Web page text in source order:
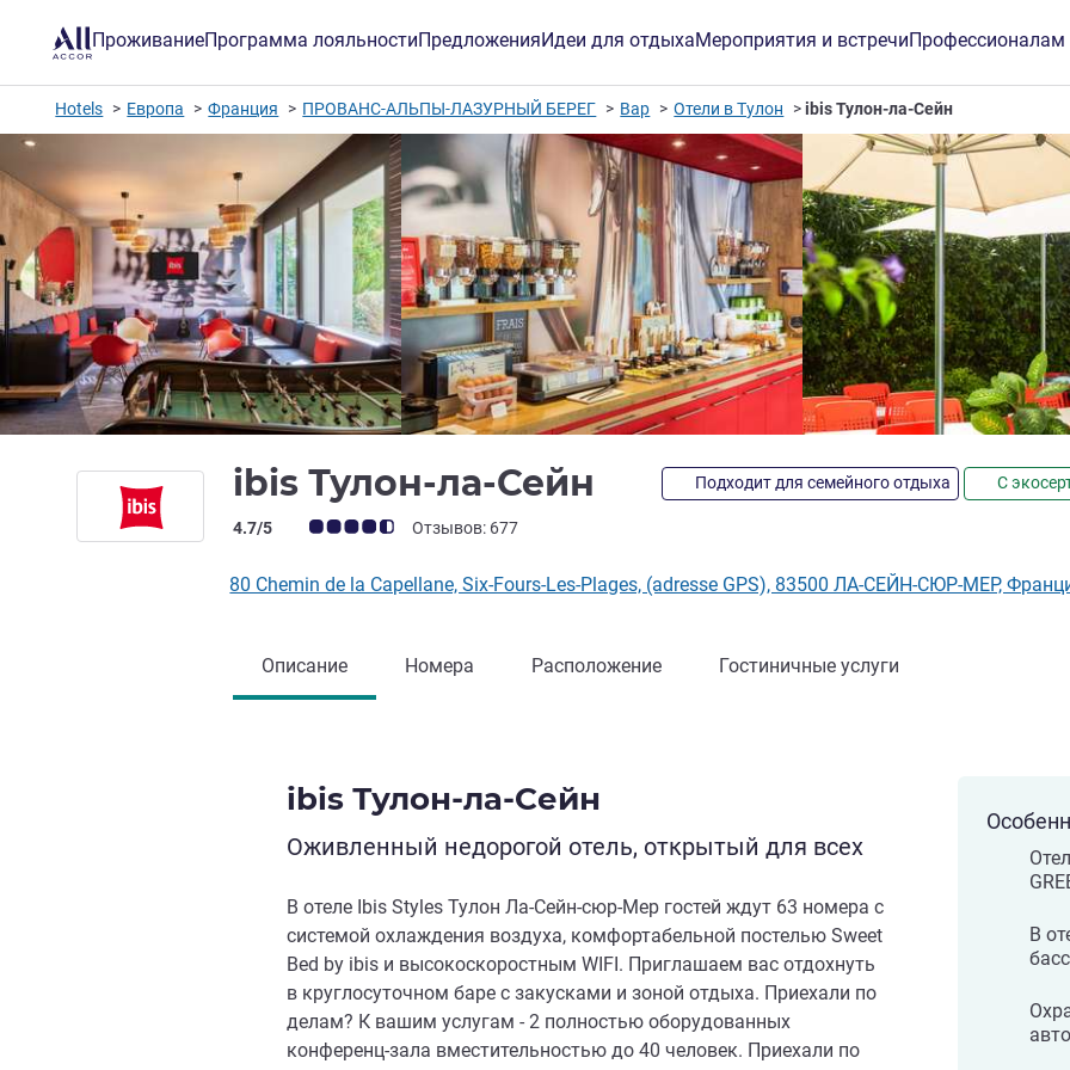
ПроживаниеПрограмма лояльностиПредложенияИдеи для отдыхаМероприятия и встречиПрофессионалам
Hotels Европа Франция ПРОВАНС-АЛЬПЫ-ЛАЗУРНЫЙ БЕРЕГ Вар Отели в Тулон ibis Тулон-ла-Сейн
ibis Тулон-ла-Сейн 3 звезды
Подходит для семейного отдыха С
Примечание: отзывы клиентов (Рейтинг ALL)
4.7/5 Отзывов: 677
80 Chemin de la Capellane, Six-Fours-Les-Plages, (adresse GPS), 83500 ЛА-СЕЙН-СЮР-МЕР,
Описание Номера Расположение Гостиничные услуги
ibis Тулон-ла-Сейн
Оживленный недорогой отель, открытый для всех
В отеле Ibis Styles Тулон Ла-Сейн-сюр-Мер гостей ждут 63 номера с
системой охлаждения воздуха, комфортабельной постелью Sweet
Bed by ibis и высокоскоростным WIFI. Приглашаем вас отдохнуть
в круглосуточном баре с закусками и зоной отдыха. Приехали по
делам? К вашим услугам - 2 полностью оборудованных
конференц-зала вместительностью до 40 человек. Приехали по
В